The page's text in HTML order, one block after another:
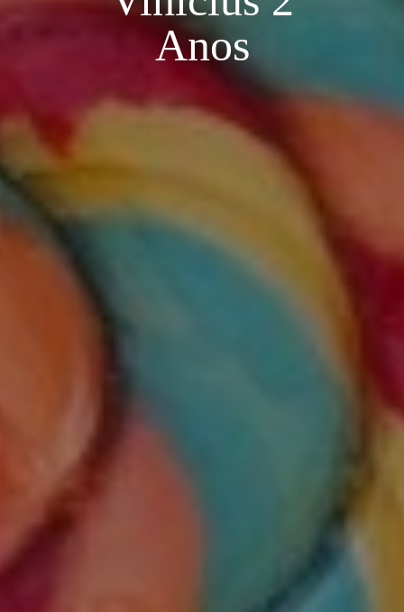
Anos